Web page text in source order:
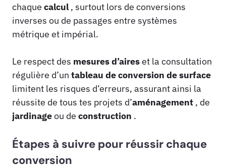
chaque calcul , surtout lors de conversions
inverses ou de passages entre systèmes
métrique et impérial.
Le respect des mesures d’aireset la consultation
régulière d’un tableau de conversion de surface
limitent les risques d’erreurs, assurant ainsi la
réussite de tous tes projets d’aménagement , de
jardinageou de construction .
Étapes à suivre pour réussir chaque
conversion